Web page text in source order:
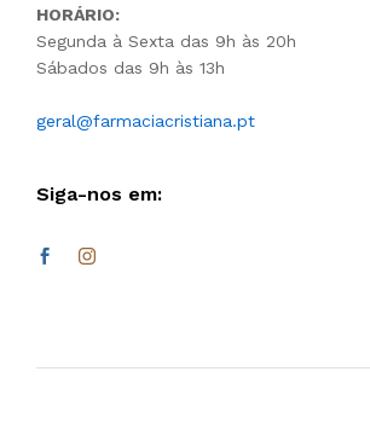
HORÁRIO:
Segunda à Sexta das 9h às 20h
Sábados das 9h às 13h
geral@farmaciacristiana.pt
Siga-nos em: